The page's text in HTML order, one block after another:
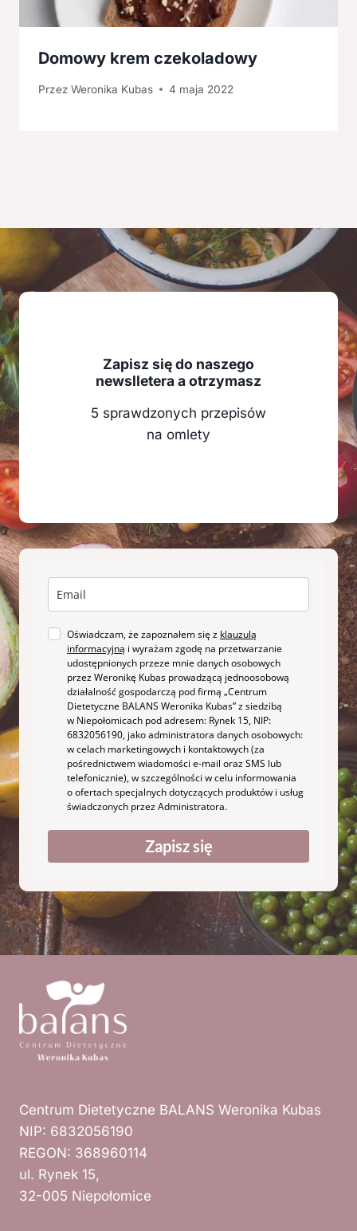
Domowy krem czekoladowy
Przez Weronika Kubas 4 maja 2022
Zapisz się do naszego
newslletera a otrzymasz
5 sprawdzonych przepisów
na omlety
Oświadczam, że zapoznałem się z klauzulą
informacyjną i wyrażam zgodę na przetwarzanie
udostępnionych przeze mnie danych osobowych
przez Weronikę Kubas prowadzącą jednoosobową
działalność gospodarczą pod firmą „Centrum
Dietetyczne BALANS Weronika Kubas” z siedzibą
w Niepołomicach pod adresem: Rynek 15, NIP:
6832056190, jako administratora danych osobowych:
w celach marketingowych i kontaktowych (za
pośrednictwem wiadomości e-mail oraz SMS lub
telefonicznie), w szczególności w celu informowania
o ofertach specjalnych dotyczących produktów i usług
świadczonych przez Administratora.
Zapisz się
Centrum Dietetyczne BALANS Weronika Kubas
NIP: 6832056190
REGON: 368960114
ul. Rynek 15,
32-005 Niepołomice